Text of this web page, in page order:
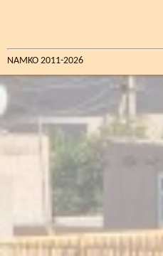
NAMKO 2011-2026